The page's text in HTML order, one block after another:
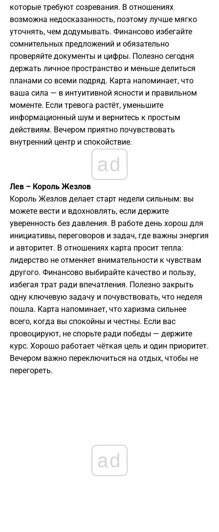
которые требуют созревания. В отношениях
возможна недосказанность, поэтому лучше мягко
уточнять, чем додумывать. Финансово избегайте
сомнительных предложений и обязательно
проверяйте документы и цифры. Полезно сегодня
держать личное пространство и меньше делиться
планами со всеми подряд. Карта напоминает, что
ваша сила — в интуитивной ясности и правильном
моменте. Если тревога растёт, уменьшите
информационный шум и вернитесь к простым
действиям. Вечером приятно почувствовать
внутренний центр и спокойствие.
ad
Лев – Король Жезлов
Король Жезлов делает старт недели сильным: вы
можете вести и вдохновлять, если держите
уверенность без давления. В работе день хорош для
инициативы, переговоров и задач, где важны энергия
и авторитет. В отношениях карта просит тепла:
лидерство не отменяет внимательности к чувствам
другого. Финансово выбирайте качество и пользу,
избегая трат ради впечатления. Полезно закрыть
одну ключевую задачу и почувствовать, что неделя
пошла. Карта напоминает, что харизма сильнее
всего, когда вы спокойны и честны. Если вас
провоцируют, не спорьте ради победы — держите
курс. Хорошо работает чёткая цель и один приоритет.
Вечером важно переключиться на отдых, чтобы не
перегореть.
ad